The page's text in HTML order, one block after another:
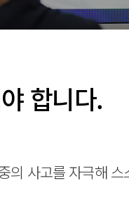
합니다.
의 사고를 자극해